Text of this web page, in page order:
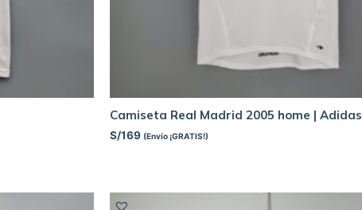
Camiseta Real Madrid 2005 home | Adidas
S/169 (Envío ¡GRATIS!)